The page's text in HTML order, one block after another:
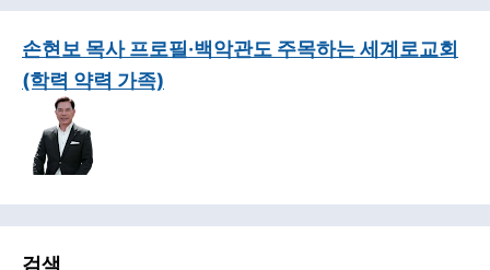
손현보 목사 프로필·백악관도 주목하는 세계로교회
(학력 약력 가족)
검색